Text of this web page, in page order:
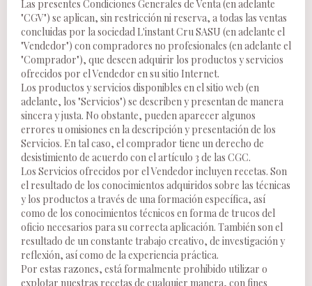
Las presentes Condiciones Generales de Venta (en adelante
"CGV") se aplican, sin restricción ni reserva, a todas las ventas
concluidas por la sociedad L'instant Cru SASU (en adelante el
"Vendedor") con compradores no profesionales (en adelante el
"Comprador"), que deseen adquirir los productos y servicios
ofrecidos por el Vendedor en su sitio Internet.
Los productos y servicios disponibles en el sitio web (en
adelante, los "Servicios") se describen y presentan de manera
sincera y justa. No obstante, pueden aparecer algunos
errores u omisiones en la descripción y presentación de los
Servicios. En tal caso, el comprador tiene un derecho de
desistimiento de acuerdo con el artículo 3 de las CGC.
Los Servicios ofrecidos por el Vendedor incluyen recetas. Son
el resultado de los conocimientos adquiridos sobre las técnicas
y los productos a través de una formación específica, así
como de los conocimientos técnicos en forma de trucos del
oficio necesarios para su correcta aplicación. También son el
resultado de un constante trabajo creativo, de investigación y
reflexión, así como de la experiencia práctica.
Por estas razones, está formalmente prohibido utilizar o
explotar nuestras recetas de cualquier manera, con fines